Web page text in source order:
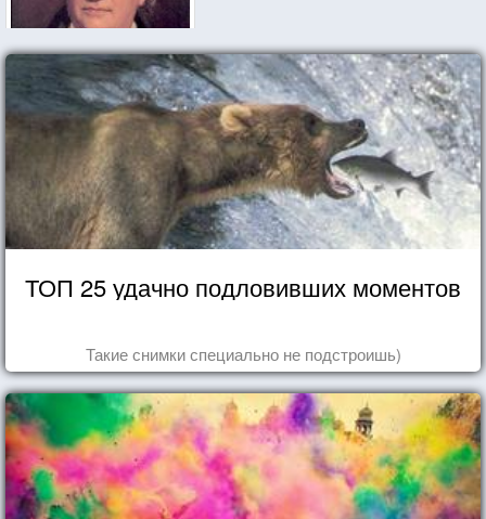
ТОП 25 удачно подловивших моментов
Такие снимки специально не подстроишь)